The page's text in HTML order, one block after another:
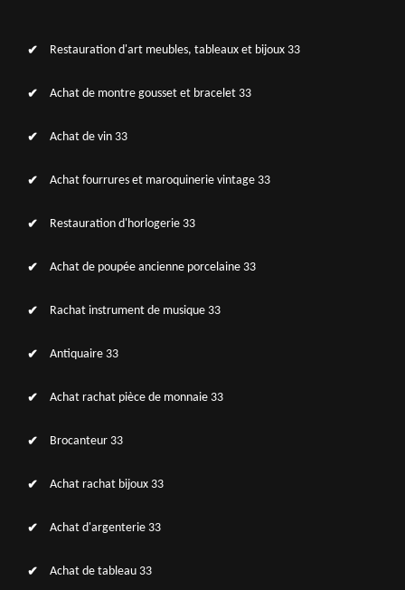
Restauration d'art meubles, tableaux et bijoux 33
Achat de montre gousset et bracelet 33
Achat de vin 33
Achat fourrures et maroquinerie vintage 33
Restauration d'horlogerie 33
Achat de poupée ancienne porcelaine 33
Rachat instrument de musique 33
Antiquaire 33
Achat rachat pièce de monnaie 33
Brocanteur 33
Achat rachat bijoux 33
Achat d'argenterie 33
Achat de tableau 33